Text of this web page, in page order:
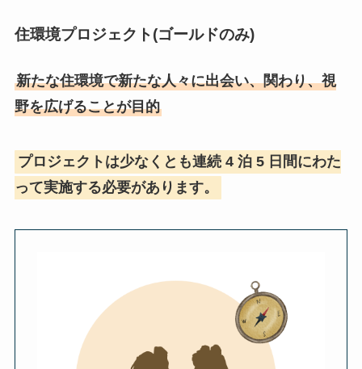
住環境プロジェクト(ゴールドのみ)
新たな住環境で新たな人々に出会い、関わり、視
野を広げることが目的
プロジェクトは少なくとも連続 4 泊 5 日間にわた
って実施する必要があります。